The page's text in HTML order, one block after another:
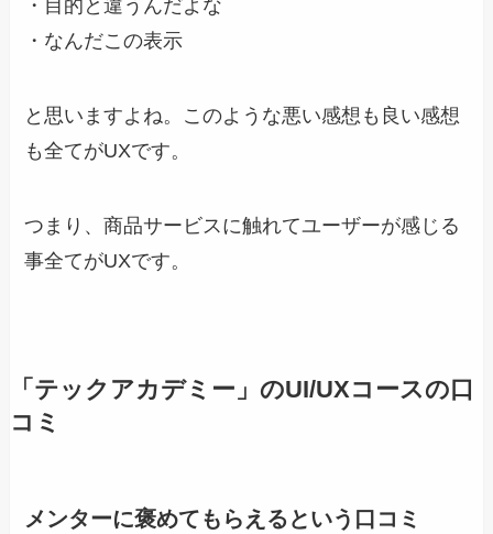
・目的と違うんだよな
・なんだこの表示
と思いますよね。このような悪い感想も良い感想
も全てがUXです。
つまり、商品サービスに触れてユーザーが感じる
事全てがUXです。
「テックアカデミー」のUI/UXコースの口
コミ
メンターに褒めてもらえる という口コミ